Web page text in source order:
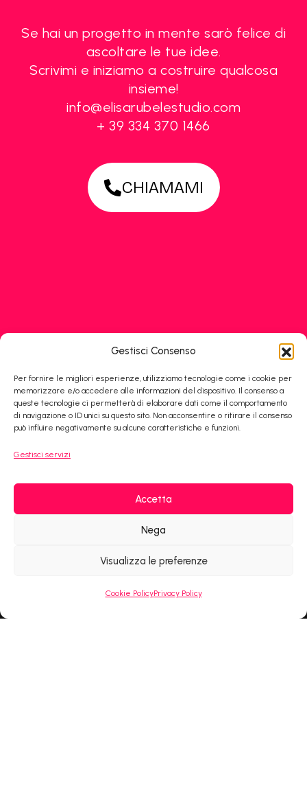
Gestisci Consenso
Per fornire le migliori esperienze, utilizziamo tecnologie come i cookie per
memorizzare e/o accedere alle informazioni del dispositivo. Il consenso a
queste tecnologie ci permetterà di elaborare dati come il comportamento
di navigazione o ID unici su questo sito. Non acconsentire o ritirare il consenso
può influire negativamente su alcune caratteristiche e funzioni.
Gestisci servizi
Accetta
Nega
Visualizza le preferenze
Cookie PolicyPrivacy Policy
Se hai un progetto in mente sarò felice di
ascoltare le tue idee.
Scrivimi e iniziamo a costruire qualcosa
insieme!
info@elisarubelestudio.com
+ 39 334 370 1466
CHIAMAMI
EMAIL